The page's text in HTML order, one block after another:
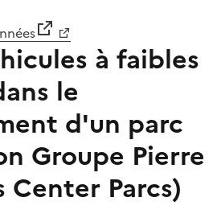
à faibles
le
d'un parc
Groupe Pierre
Center Parcs)